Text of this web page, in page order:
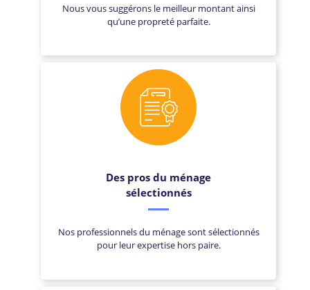
Nous vous suggérons le meilleur montant ainsi
qu’une propreté parfaite.
Des pros du ménage
sélectionnés
Nos professionnels du ménage sont sélectionnés
pour leur expertise hors paire.